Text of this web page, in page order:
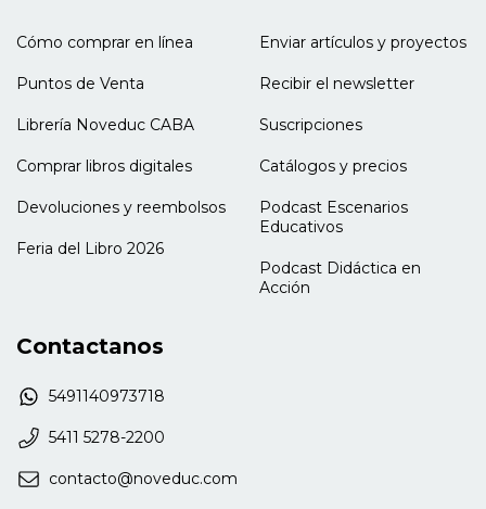
Cómo comprar en línea
Puntos de Venta
Librería Noveduc CABA
Comprar libros digitales
Devoluciones y reembolsos
Feria del Libro 2026
Enviar artículos y proyectos
Recibir el newsletter
Suscripciones
Catálogos y precios
Podcast Escenarios
Educativos
Podcast Didáctica en
Acción
Contactanos
5491140973718
5411 5278-2200
contacto@noveduc.com